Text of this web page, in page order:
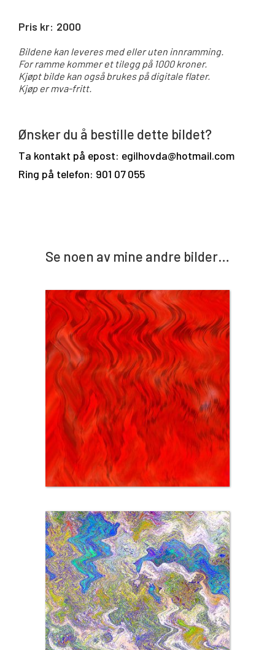
Pris kr: 2000
Bildene kan leveres med eller uten innramming.
For ramme kommer et tilegg på 1000 kroner.
Kjøpt bilde kan også brukes på digitale flater.
Kjøp er mva-fritt.
Ønsker du å bestille dette bildet?
Ta kontakt på epost: egilhovda@hotmail.com
Ring på telefon: 901 07 055
Se noen av mine andre bilder…